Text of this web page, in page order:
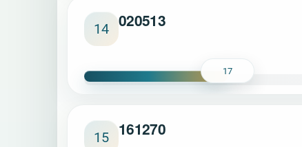
14 020513
17
15 161270